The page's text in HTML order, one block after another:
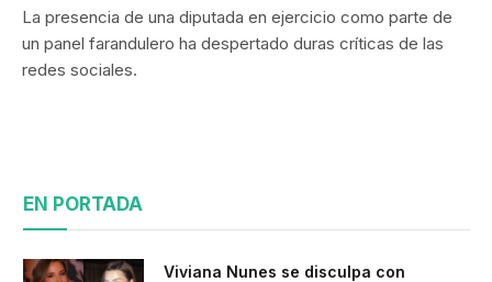
La presencia de una diputada en ejercicio como parte de
un panel farandulero ha despertado duras críticas de las
redes sociales.
EN PORTADA
Viviana Nunes se disculpa con